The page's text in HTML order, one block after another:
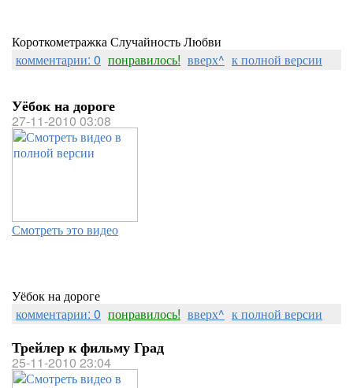
Короткометражка Случайность Любви
комментарии: 0 понравилось! вверх^ к полной версии
Уёбок на дороге
27-11-2010 03:08
Смотреть это видео
Уёбок на дороге
комментарии: 0 понравилось! вверх^ к полной версии
Трейлер к фильму Град
25-11-2010 23:04